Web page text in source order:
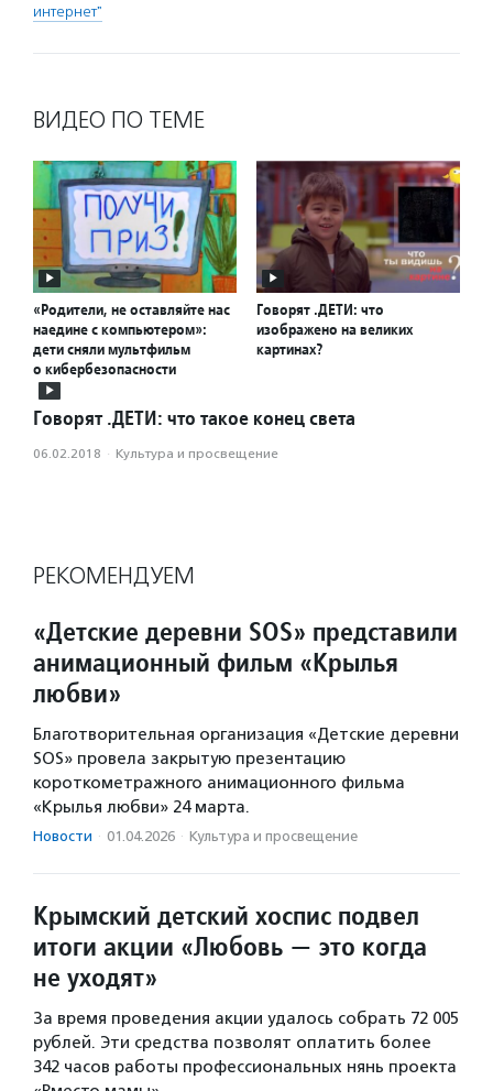
интернет"
ВИДЕО ПО ТЕМЕ
«Родители, не оставляйте нас
наедине с компьютером»:
дети сняли мультфильм
о кибербезопасности
Говорят .ДЕТИ: что
изображено на великих
картинах?
Говорят .ДЕТИ: что такое конец света
06.02.2018 · Культура и просвещение
РЕКОМЕНДУЕМ
«Детские деревни SOS» представили
анимационный фильм «Крылья
любви»
Благотворительная организация «Детские деревни
SOS» провела закрытую презентацию
короткометражного анимационного фильма
«Крылья любви» 24 марта.
Новости · 01.04.2026 · Культура и просвещение
Крымский детский хоспис подвел
итоги акции «Любовь — это когда
не уходят»
За время проведения акции удалось собрать 72 005
рублей. Эти средства позволят оплатить более
342 часов работы профессиональных нянь проекта